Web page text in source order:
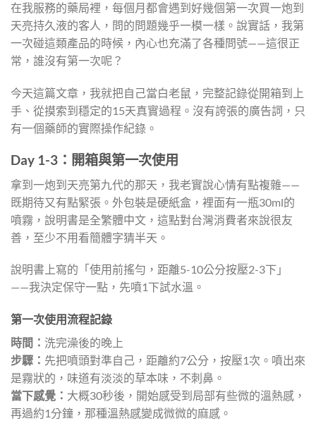
在我服務的藥局裡，每個月都會遇到好幾個第一次買一炮到
天亮持久液的客人，問的問題幾乎一模一樣。說實話，我第
一次碰這類產品的時候，內心也充滿了各種問號——這很正
常，誰沒有第一次呢？
今天這篇文章，我就把自己當白老鼠，完整記錄從開箱到上
手、從摸索到穩定的15天真實過程。沒有誇張的廣告詞，只
有一個藥師的實際操作紀錄。
Day 1-3：開箱與第一次使用
拿到一炮到天亮第九代的那天，我老實說心情有點複雜——
既期待又有點緊張。外包裝是硬紙盒，裡面有一瓶30ml的
噴霧，說明書是全繁體中文，這點對台灣消費者來說很友
善，至少不用看簡體字猜半天。
說明書上寫的「使用前搖勻，距離5-10公分按壓2-3下」
——我決定保守一點，先噴1下試水溫。
第一次使用流程記錄
時間： 洗完澡後的晚上
步驟： 先把噴頭對準自己，距離約7公分，按壓1次。噴出來
是霧狀的，味道有淡淡的草本味，不刺鼻。
當下感覺： 大概30秒後，開始感受到局部有些微的溫熱感，
再過約1分鐘，那種溫熱感變成微微的麻感。